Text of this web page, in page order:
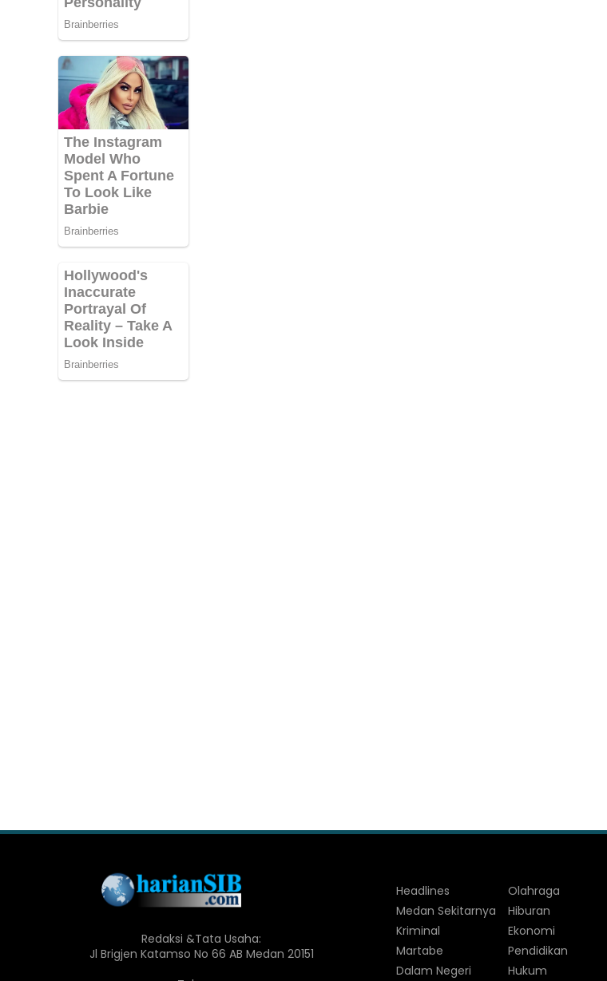
Redaksi &Tata Usaha:
Jl Brigjen Katamso No 66 AB Medan 20151
Headlines
Medan Sekitarnya
Kriminal
Martabe
Dalam Negeri
Olahraga
Hiburan
Ekonomi
Pendidikan
Hukum